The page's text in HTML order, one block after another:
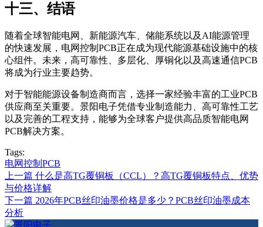
十三、结语
随着全球智能电网、新能源汽车、储能系统以及AI能源管理
的快速发展，电网控制PCB正在成为现代能源基础设施中的核
心组件。未来，高可靠性、多层化、厚铜化以及高速通信PCB
将成为行业主要趋势。
对于智能能源设备制造商而言，选择一家经验丰富的工业PCB
供应商至关重要。景阳电子凭借专业制造能力、高可靠性工艺
以及完善的工程支持，能够为全球客户提供高品质智能电网
PCB解决方案。
Tags:
电网控制PCB
上一篇 什么是高TG覆铜板（CCL）？高TG覆铜板特点、优势
与价格详解
下一篇 2026年PCB丝印油墨价格是多少？PCB丝印油墨成本
分析